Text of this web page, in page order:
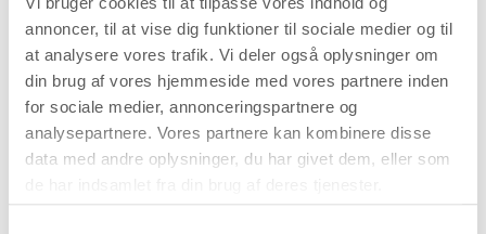
annoncer, til at vise dig funktioner til sociale medier og til
at analysere vores trafik. Vi deler også oplysninger om
din brug af vores hjemmeside med vores partnere inden
for sociale medier, annonceringspartnere og
analysepartnere. Vores partnere kan kombinere disse
data med andre oplysninger, du har givet dem, eller som
To-delt kugle, diam. 8 cm, 4 stk.
To-delte kugler fremstillet af pap og beklædt med brunt
genbrugspapir udvendigt samt hvidt papir indvendigt.
Kuglerne kan åbnes og lukkes og egner sig til dekoration
med hobbymaling, decoupage, pulp og andre kreative
teknikker. Den hule konstruktion gør dem anvendelige til